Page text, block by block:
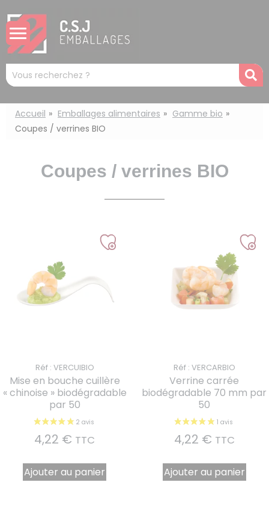
Mots
clés
:
Accueil Emballages alimentaires
Gamme bio
Coupes / verrines BIO
Coupes / verrines BIO
Réf : VERCUIBIO
Mise en bouche cuillère
« chinoise » biodégradable
par 50
4,22 € TTC
Ajouter au panier
Réf : VERCARBIO
Verrine carrée
biodégradable 70 mm par
50
4,22 € TTC
Ajouter au panier